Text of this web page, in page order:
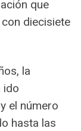
que
diecisiete
la
ido
el número
hasta las